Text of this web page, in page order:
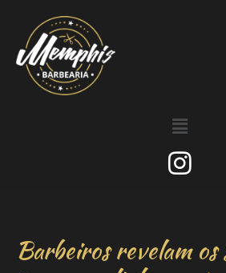
Barbeiros revelam os